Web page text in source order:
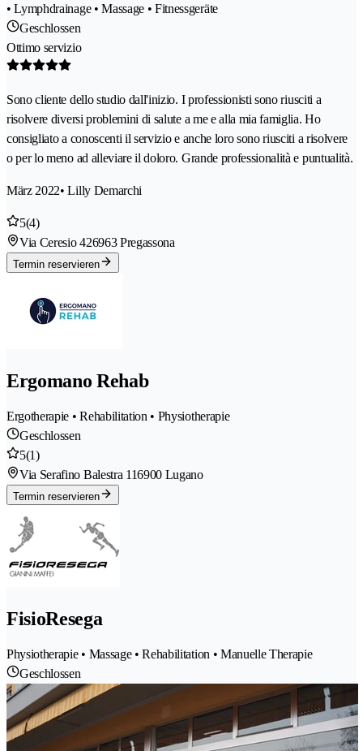
• Lymphdrainage • Massage • Fitnessgeräte
Geschlossen
Ottimo servizio
Sono cliente dello studio dall'inizio. I professionisti sono riusciti a
risolvere diversi problemini di salute a me e alla mia famiglia. Ho
consigliato a conoscenti il servizio e anche loro sono riusciti a risolvere
o per lo meno ad alleviare il doloro. Grande professionalità e puntualità.
März 2022• Lilly Demarchi
5(4)
Via Ceresio 426963 Pregassona
Termin reservieren
Ergomano Rehab
Ergotherapie • Rehabilitation • Physiotherapie
Geschlossen
5(1)
Via Serafino Balestra 116900 Lugano
Termin reservieren
FisioResega
Physiotherapie • Massage • Rehabilitation • Manuelle Therapie
Geschlossen